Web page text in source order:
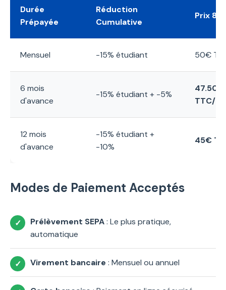
Durée
Prépayée
Réduction
Cumulative
Prix
Mensuel -15% étudiant 50€
6 mois
d'avance
-15% étudiant + -5%
47.50€
TTC/
12 mois
d'avance
-15% étudiant +
-10%
45€
Modes de Paiement Acceptés
Prélèvement SEPA: Le plus pratique,
automatique
Virement bancaire : Mensuel ou annuel